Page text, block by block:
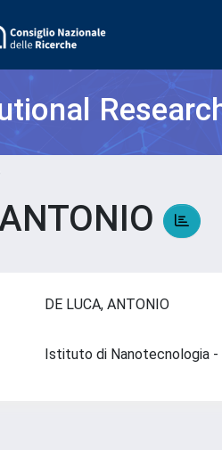
DE LUCA, ANTONIO
Istituto di Nanotecnologia -